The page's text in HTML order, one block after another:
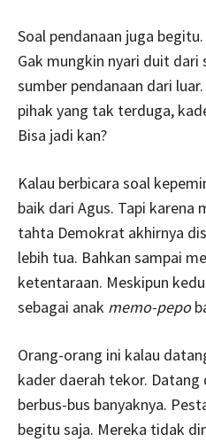
Soal pendanaan juga
Gak mungkin nyari duit dari
sumber pendanaan dari
pihak yang tak terduga,
Bisa jadi kan?
Kalau berbicara soal
baik dari Agus. Tapi karena
tahta Demokrat akhirnya
lebih tua. Bahkan sampai
ketentaraan. Meskipun
sebagai anak memo-pepo
Orang-orang ini kalau
kader daerah tekor. Datang
berbus-bus banyaknya.
begitu saja. Mereka tidak